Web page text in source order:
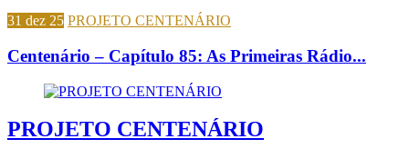
31 dez 25 PROJETO CENTENÁRIO
Centenário – Capítulo 85: As Primeiras Rádio...
PROJETO CENTENÁRIO